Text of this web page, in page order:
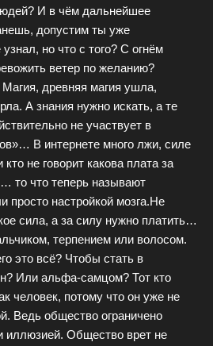
И в чём дальнейшее
допустим ты уже
но что с того? С огнём
ветер по желанию?
древняя магия ушла,
А знания нужно искать, а те
не участвует в
В интернете много лжи, силе
не говорит какова плата за
то что теперь называют
просто настройкой мозга.Не
сила, а за силу нужно платить…
терпением или волосом.
это всё? Чтобы стать в
Или альфа-самцом? Тот кто
человек, потому что он уже не
Ведь общество ограничено
иллюзией. Общество врет не